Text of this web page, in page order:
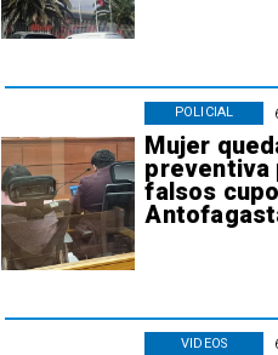
Mujer
preventiva
falsos
POLICIAL
VIDEOS